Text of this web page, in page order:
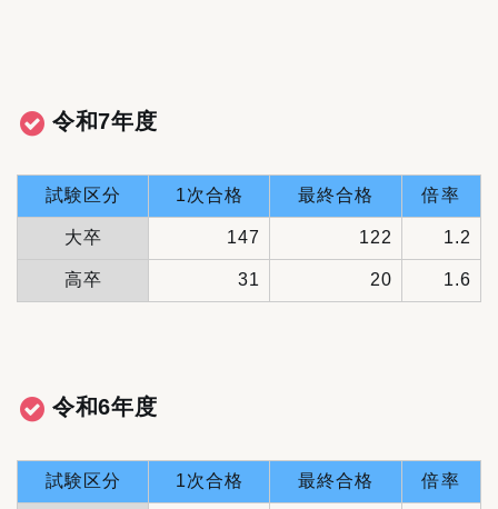
令和7年度
試験区分 1次合格 最終合格 倍率
大卒 147 122 1.2
高卒 31 20 1.6
令和6年度
試験区分 1次合格 最終合格 倍率